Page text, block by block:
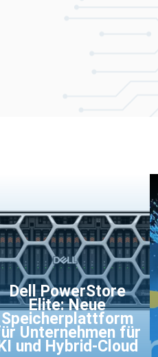
Dell PowerStore
Elite: Neue
Speicherplattform
Unternehmen für
KI und Hybrid-Cloud